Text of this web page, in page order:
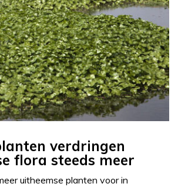
verdringen
flora steeds meer
uitheemse planten voor in